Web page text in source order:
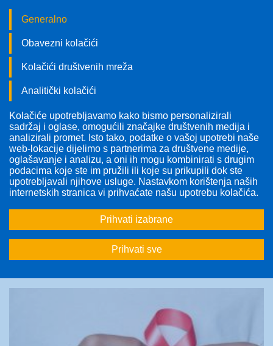
Pratite nas!
Odabrana tema: Karcinom dojke
1 2 > >>
Generalno
Obavezni kolačići
Kolačići društvenih mreža
Analitički kolačići
Kolačiće upotrebljavamo kako bismo personalizirali
sadržaj i oglase, omogućili značajke društvenih medija i
analizirali promet. Isto tako, podatke o vašoj upotrebi naše
web-lokacije dijelimo s partnerima za društvene medije,
oglašavanje i analizu, a oni ih mogu kombinirati s drugim
podacima koje ste im pružili ili koje su prikupili dok ste
upotrebljavali njihove usluge. Nastavkom korištenja naših
internetskih stranica vi prihvaćate našu upotrebu kolačića.
Prihvati izabrane
Prihvati sve